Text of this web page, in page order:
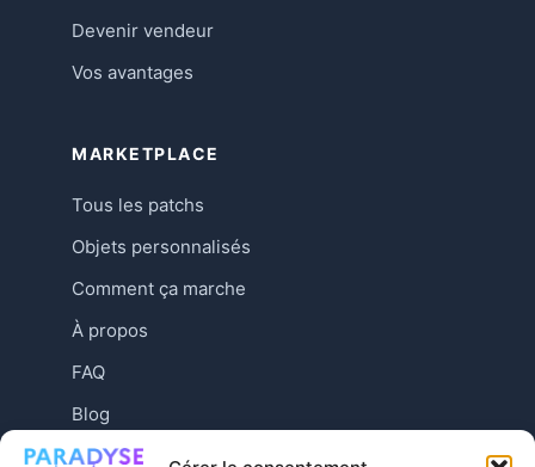
Devenir vendeur
Vos avantages
MARKETPLACE
Tous les patchs
Objets personnalisés
Comment ça marche
À propos
FAQ
Blog
Contact